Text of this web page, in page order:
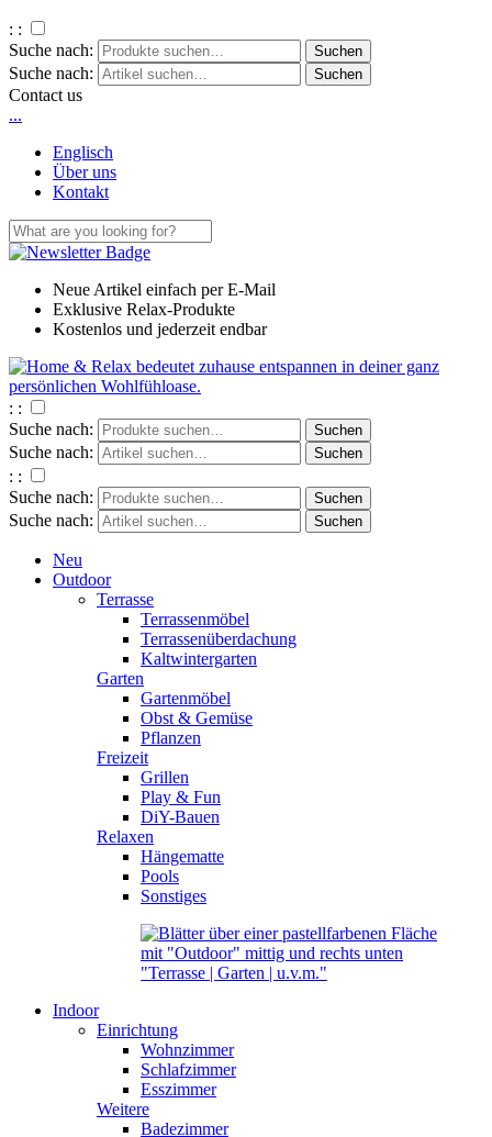
: :
Suche nach:
Suche nach:
Contact us
...
Englisch
Über uns
Kontakt
Neue Artikel einfach per E-Mail
Exklusive Relax-Produkte
Kostenlos und jederzeit endbar
: :
Suche nach:
Suche nach:
: :
Suche nach:
Suche nach:
Neu
Outdoor
Terrasse
Terrassenmöbel
Terrassenüberdachung
Kaltwintergarten
Garten
Gartenmöbel
Obst & Gemüse
Pflanzen
Freizeit
Grillen
Play & Fun
DiY-Bauen
Relaxen
Hängematte
Pools
Sonstiges
Indoor
Einrichtung
Wohnzimmer
Schlafzimmer
Esszimmer
Weitere
Badezimmer